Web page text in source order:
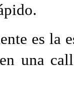
es la
una